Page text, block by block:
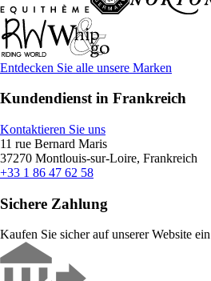
Entdecken Sie alle unsere Marken
Kundendienst in Frankreich
Kontaktieren Sie uns
11 rue Bernard Maris
37270 Montlouis-sur-Loire, Frankreich
+33 1 86 47 62 58
Sichere Zahlung
Kaufen Sie sicher auf unserer Website ein